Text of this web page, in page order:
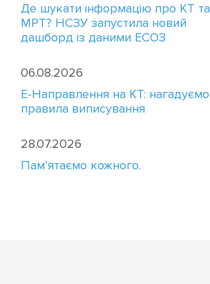
Де шукати інформацію про КТ та
МРТ? НСЗУ запустила новий
дашборд із даними ЕСОЗ
06.08.2026
E-Направлення на КТ: нагадуємо
правила виписування
28.07.2026
Пам’ятаємо кожного.